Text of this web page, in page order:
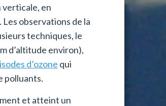
verticale, en
observations de la
techniques, le
d’altitude environ),
d’ozone qui
polluants.
et atteint un